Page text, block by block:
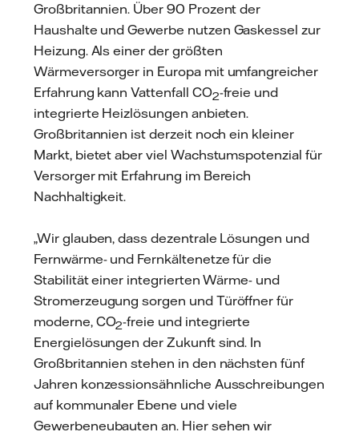
Großbritannien. Über 90 Prozent der
Haushalte und Gewerbe nutzen Gaskessel zur
Heizung. Als einer der größten
Wärmeversorger in Europa mit umfangreicher
Erfahrung kann Vattenfall CO2-freie und
integrierte Heizlösungen anbieten.
Großbritannien ist derzeit noch ein kleiner
Markt, bietet aber viel Wachstumspotenzial für
Versorger mit Erfahrung im Bereich
Nachhaltigkeit.
„Wir glauben, dass dezentrale Lösungen und
Fernwärme- und Fernkältenetze für die
Stabilität einer integrierten Wärme- und
Stromerzeugung sorgen und Türöffner für
moderne, CO2-freie und integrierte
Energielösungen der Zukunft sind. In
Großbritannien stehen in den nächsten fünf
Jahren konzessionsähnliche Ausschreibungen
auf kommunaler Ebene und viele
Gewerbeneubauten an. Hier sehen wir